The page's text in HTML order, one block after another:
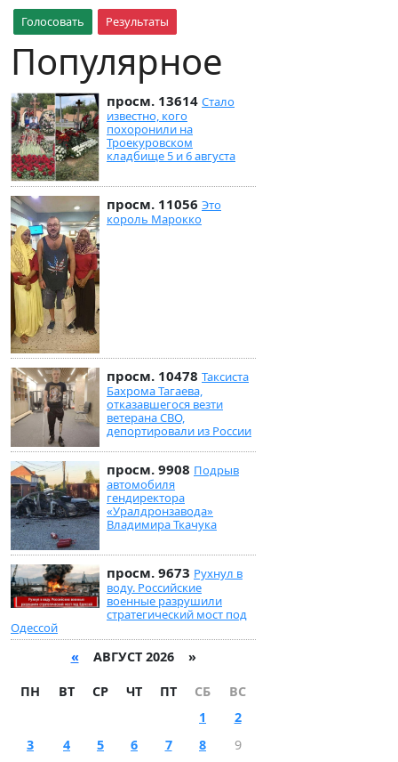
Голосовать Результаты
Популярное
просм. 13614 Стало
известно, кого
похоронили на
Троекуровском
кладбище 5 и 6 августа
просм. 11056 Это
король Марокко
просм. 10478 Таксиста
Бахрома Тагаева,
отказавшегося везти
ветерана СВО,
депортировали из России
просм. 9908 Подрыв
автомобиля
гендиректора
«Уралдронзавода»
Владимира Ткачука
просм. 9673 Рухнул в
воду. Российские
военные разрушили
стратегический мост под
Одессой
« АВГУСТ 2026 »
ПН ВТ СР ЧТ ПТ СБ
ВС
1
2
3
4 5 6 7 8
9